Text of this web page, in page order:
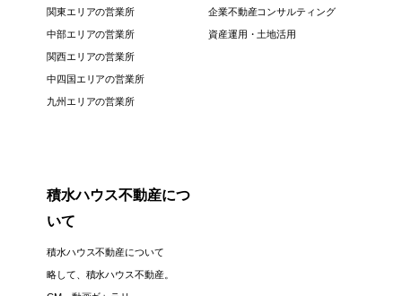
関東エリアの営業所
中部エリアの営業所
関西エリアの営業所
中四国エリアの営業所
九州エリアの営業所
企業不動産コンサルティング
資産運用・土地活用
積水ハウス不動産につ
いて
積水ハウス不動産について
略して、積水ハウス不動産。